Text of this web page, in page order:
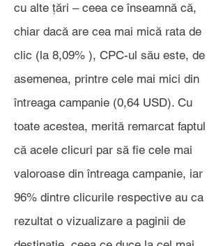
cu alte țări – ceea ce înseamnă că,
chiar dacă are cea mai mică rata de
clic (la 8,09% ), CPC-ul său este, de
asemenea, printre cele mai mici din
întreaga campanie (0,64 USD). Cu
toate acestea, merită remarcat faptul
că acele clicuri par să fie cele mai
valoroase din întreaga campanie, iar
96% dintre clicurile respective au ca
rezultat o vizualizare a paginii de